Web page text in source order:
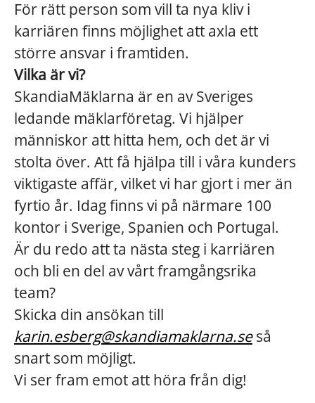
För rätt person som vill ta nya kliv i
karriären finns möjlighet att axla ett
större ansvar i framtiden.
Vilka är vi?
SkandiaMäklarna är en av Sveriges
ledande mäklarföretag. Vi hjälper
människor att hitta hem, och det är vi
stolta över. Att få hjälpa till i våra kunders
viktigaste affär, vilket vi har gjort i mer än
fyrtio år. Idag finns vi på närmare 100
kontor i Sverige, Spanien och Portugal.
Är du redo att ta nästa steg i karriären
och bli en del av vårt framgångsrika
team?
Skicka din ansökan till
karin.esberg@skandiamaklarna.seså
snart som möjligt.
Vi ser fram emot att höra från dig!